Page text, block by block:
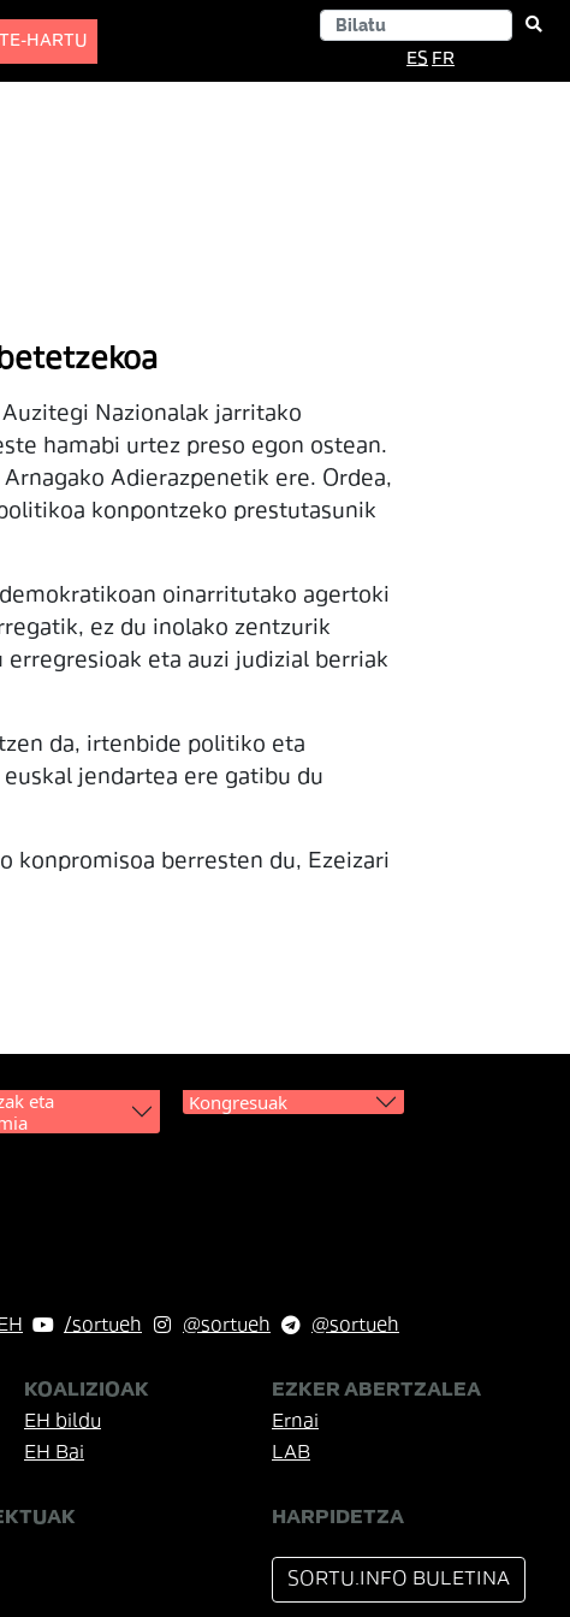
HARTU
ES FR
Nazionalak jarritako
hamabi urtez preso egon ostean.
Adierazpenetik ere. Ordea,
konpontzeko prestutasunik
oinarritutako agertoki
ez du inolako zentzurik
eta auzi judizial berriak
da, irtenbide politiko eta
jendartea ere gatibu du
konpromisoa berresten du, Ezeizari
eta
Kongresuak
/sortueh @sortueh @sortueh
KOALIZIOAK
EH bildu
EH Bai
EZKER ABERTZALEA
Ernai
LAB
HARPIDETZA
SORTU.INFO BULETINA